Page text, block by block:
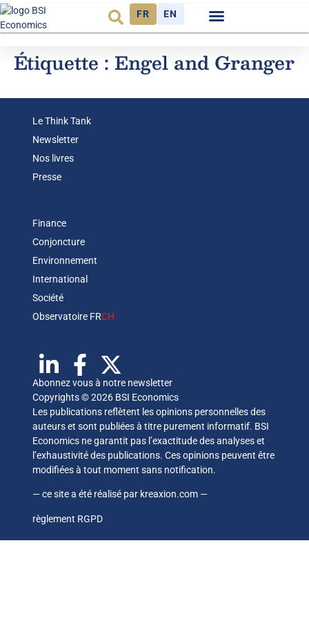
FR EN
Étiquette : Engel and Granger
Le Think Tank
Newsletter
Nos livres
Presse
Finance
Conjoncture
Environnement
International
Société
Observatoire FRCH
Abonnez vous à notre newsletter
Copyrights © 2026 BSI Economics
Les publications reflètent les opinions personnelles des
auteurs et sont publiées à titre purement informatif. BSI
Economics ne garantit pas l’exactitude des analyses et
l’exhaustivité des publications. Ces opinions peuvent être
modifiées à tout moment sans notification.
— ce site a été réalisé par kreaxion.com —
règlement RGPD